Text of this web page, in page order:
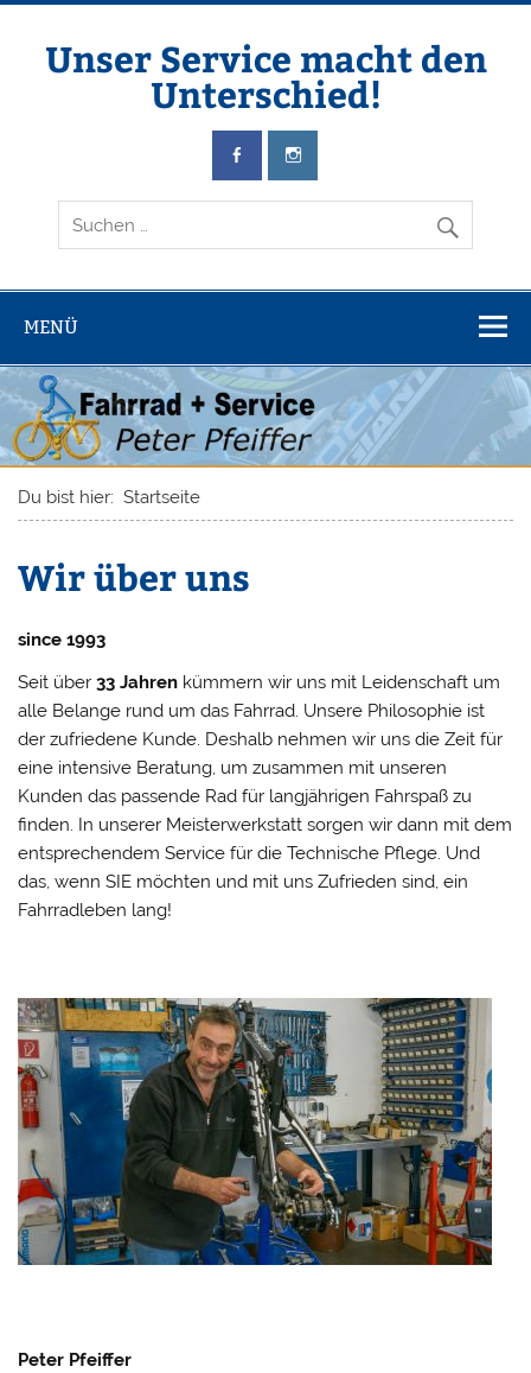
Zum
springenUnser Service macht den
Unterschied!
MENÜ
Du bist hier: Startseite
Wir über uns
since 1993
Seit über33 Jahren kümmern wir uns mit Leidenschaft um
alle Belange rund um das Fahrrad. Unsere Philosophie ist
der zufriedene Kunde. Deshalb nehmen wir uns die Zeit für
eine intensive Beratung, um zusammen mit unseren
Kunden das passende Rad für langjährigen Fahrspaß zu
finden. In unserer Meisterwerkstatt sorgen wir dann mit dem
entsprechendem Service für die Technische Pflege. Und
das, wenn SIE möchten und mit uns Zufrieden sind, ein
Fahrradleben lang!
Peter Pfeiffer